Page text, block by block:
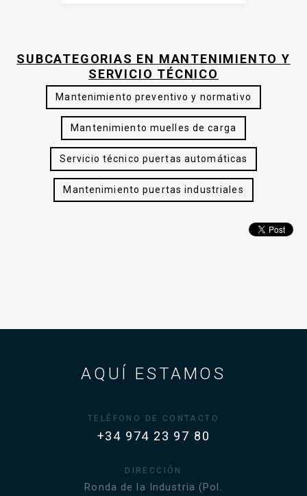
SUBCATEGORIAS EN MANTENIMIENTO Y
SERVICIO TÉCNICO
Mantenimiento preventivo y normativo
Mantenimiento muelles de carga
Servicio técnico puertas automáticas
Mantenimiento puertas industriales
AQUÍ ESTAMOS
TELÉFONO DE CONTACTO
+34 974 23 97 80
DIRECCIÓN
Ronda de la Industria (Pol.